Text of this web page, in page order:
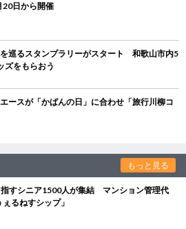
日から開催
巡るスタンプラリーがスタート 和歌山市内5
ズをもらおう
ースが「かばんの日」に合わせ「旅行川柳コ
もっと見る
指すシニア1500人が集結 マンション管理代
るねすシップ」